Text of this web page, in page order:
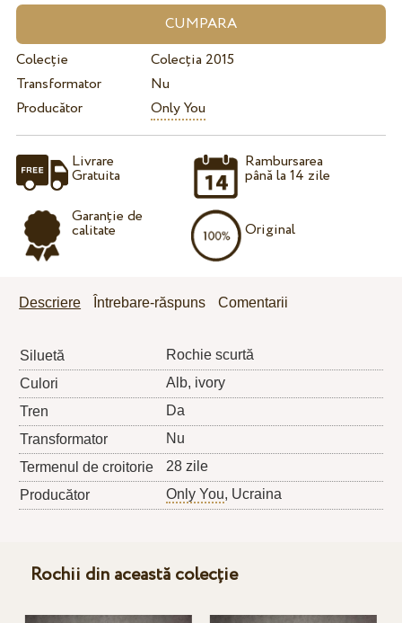
Colecție
Colecția 2015
Transformator
Nu
Producător
Only You
Livrare
Gratuita
Garanție de
calitate
Rambursarea
până la 14 zile
Original
Descriere Întrebare-răspuns Comentarii
Siluetă
Rochie scurtă
Culori
Alb, ivory
Tren
Da
Transformator
Nu
Termenul de croitorie
28 zile
Producător
Only You, Ucraina
Rochii din această colecție